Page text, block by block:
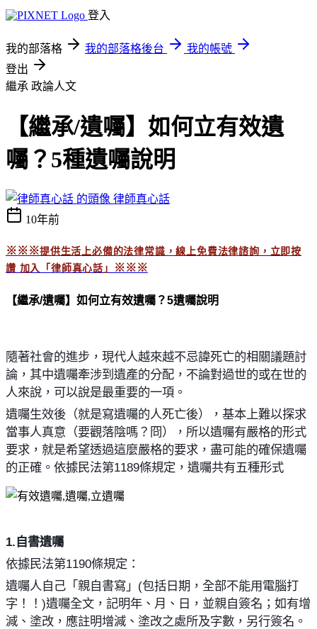
登入
我的部落格 我的部落格後台
我的帳號
登出
繼承 政論人文
【繼承/遺囑】如何立有效遺
囑？5種遺囑說明
律師真心話
10年前
※※※提供生活上必備的法律常識，線上免費法律諮詢，立即按
讚 加入「 律師真心話」 ※※※
【繼承/遺囑】如何立有效遺囑？5遺囑說明
隨著社會的進步，現代人越來越不忌諱死亡的相關議題討
論，其中遺囑牽涉到遺產的分配，不論對過世的或在世的
人來說，可以說是最重要的一項。
遺囑生效後（就是寫遺囑的人死亡後），基本上難以探求
當事人真意（要觀落陰嗎？冏），所以遺囑有嚴格的形式
要求，就是希望透過這麼嚴格的要求，盡可能的確保遺囑
的正確。依據民法第1189條規定，遺囑共有五種形式
1.自書遺囑
依據民法第1190條規定：
遺囑人自己「親自書寫」 (包括日期，全部不能用電腦打
字！！ )遺囑全文，記明年、月、日，並親自簽名；如有增
減、塗改，應註明增減、塗改之處所及字數，另行簽名。